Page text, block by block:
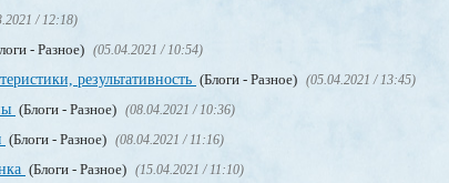
/ 12:18)
- Разное) (05.04.2021 / 10:54)
результативность (Блоги - Разное) (05.04.2021 / 13:45)
(Блоги - Разное) (08.04.2021 / 10:36)
(Блоги - Разное) (08.04.2021 / 11:16)
(Блоги - Разное) (15.04.2021 / 11:10)